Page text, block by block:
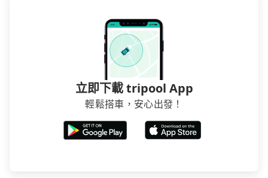
立即下載 tripool App
輕鬆搭車，安心出發！